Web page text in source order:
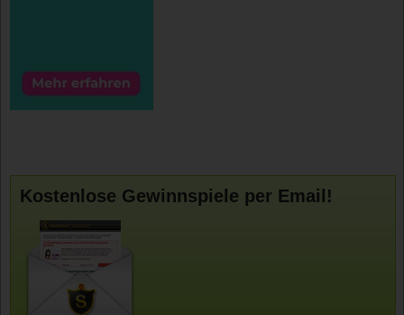
Kostenlose Gewinnspiele per Email!